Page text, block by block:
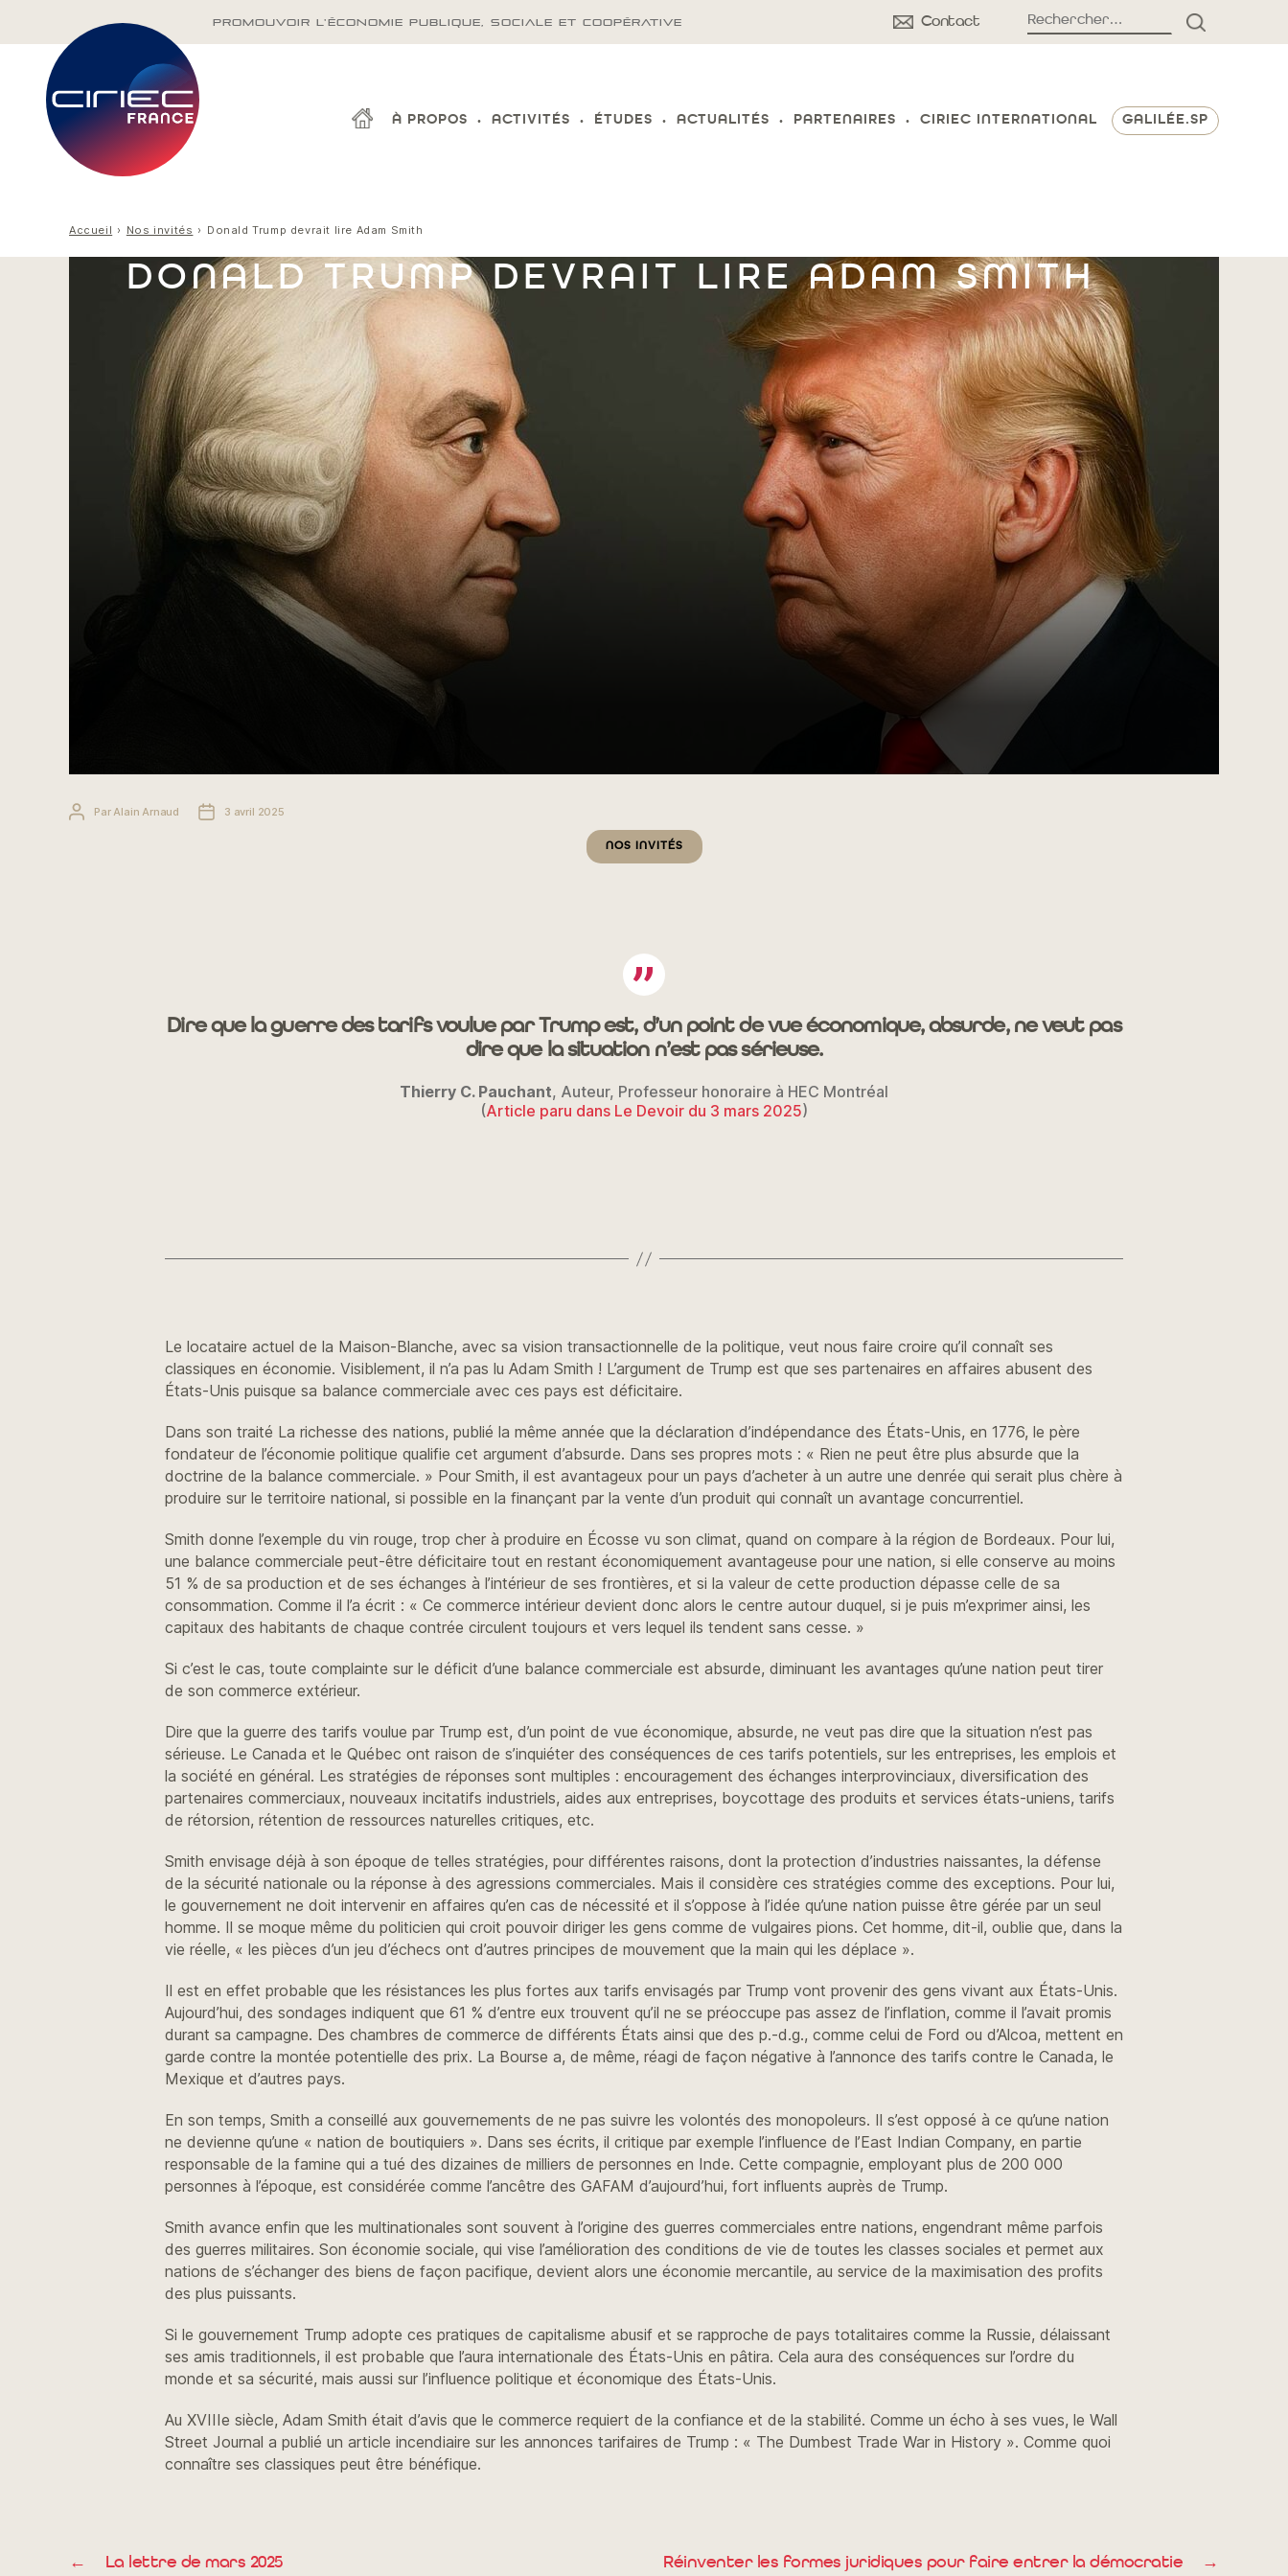
PROMOUVOIR L'ÉCONOMIE PUBLIQUE, SOCIALE ET COOPÉRATIVE Contact Rechercher :
À PROPOS ACTIVITÉS ÉTUDES ACTUALITÉS PARTENAIRES CIRIEC INTERNATIONAL GALILÉE.SP
Accueil Nos invités Donald Trump devrait lire Adam Smith
DONALD TRUMP DEVRAIT LIRE ADAM SMITH
Auteur
ParAlain Arnaud
Date3 avril 2025
Catégories
NOS INVITÉS
Dire que la guerre des tarifs voulue par Trump est, d’un point de vue économique, absurde, ne veut pas
dire que la situation n’est pas sérieuse.
Thierry C. Pauchant, Auteur, Professeur honoraire à HEC Montréal
(Article paru dans Le Devoir du 3 mars 2025)
Le locataire actuel de la Maison-Blanche, avec sa vision transactionnelle de la politique, veut nous faire croire qu’il connaît ses
classiques en économie. Visiblement, il n’a pas lu Adam Smith ! L’argument de Trump est que ses partenaires en affaires abusent des
États-Unis puisque sa balance commerciale avec ces pays est déficitaire.
Dans son traité La richesse des nations, publié la même année que la déclaration d’indépendance des États-Unis, en 1776, le père
fondateur de l’économie politique qualifie cet argument d’absurde. Dans ses propres mots : « Rien ne peut être plus absurde que la
doctrine de la balance commerciale. » Pour Smith, il est avantageux pour un pays d’acheter à un autre une denrée qui serait plus chère à
produire sur le territoire national, si possible en la finançant par la vente d’un produit qui connaît un avantage concurrentiel.
Smith donne l’exemple du vin rouge, trop cher à produire en Écosse vu son climat, quand on compare à la région de Bordeaux. Pour lui,
une balance commerciale peut-être déficitaire tout en restant économiquement avantageuse pour une nation, si elle conserve au moins
51 % de sa production et de ses échanges à l’intérieur de ses frontières, et si la valeur de cette production dépasse celle de sa
consommation. Comme il l’a écrit : « Ce commerce intérieur devient donc alors le centre autour duquel, si je puis m’exprimer ainsi, les
capitaux des habitants de chaque contrée circulent toujours et vers lequel ils tendent sans cesse. »
Si c’est le cas, toute complainte sur le déficit d’une balance commerciale est absurde, diminuant les avantages qu’une nation peut tirer
de son commerce extérieur.
Dire que la guerre des tarifs voulue par Trump est, d’un point de vue économique, absurde, ne veut pas dire que la situation n’est pas
sérieuse. Le Canada et le Québec ont raison de s’inquiéter des conséquences de ces tarifs potentiels, sur les entreprises, les emplois et
la société en général. Les stratégies de réponses sont multiples : encouragement des échanges interprovinciaux, diversification des
partenaires commerciaux, nouveaux incitatifs industriels, aides aux entreprises, boycottage des produits et services états-uniens, tarifs
de rétorsion, rétention de ressources naturelles critiques, etc.
Smith envisage déjà à son époque de telles stratégies, pour différentes raisons, dont la protection d’industries naissantes, la défense
de la sécurité nationale ou la réponse à des agressions commerciales. Mais il considère ces stratégies comme des exceptions. Pour lui,
le gouvernement ne doit intervenir en affaires qu’en cas de nécessité et il s’oppose à l’idée qu’une nation puisse être gérée par un seul
homme. Il se moque même du politicien qui croit pouvoir diriger les gens comme de vulgaires pions. Cet homme, dit-il, oublie que, dans la
vie réelle, « les pièces d’un jeu d’échecs ont d’autres principes de mouvement que la main qui les déplace ».
Il est en effet probable que les résistances les plus fortes aux tarifs envisagés par Trump vont provenir des gens vivant aux États-Unis.
Aujourd’hui, des sondages indiquent que 61 % d’entre eux trouvent qu’il ne se préoccupe pas assez de l’inflation, comme il l’avait promis
durant sa campagne. Des chambres de commerce de différents États ainsi que des p.-d.g., comme celui de Ford ou d’Alcoa, mettent en
garde contre la montée potentielle des prix. La Bourse a, de même, réagi de façon négative à l’annonce des tarifs contre le Canada, le
Mexique et d’autres pays.
En son temps, Smith a conseillé aux gouvernements de ne pas suivre les volontés des monopoleurs. Il s’est opposé à ce qu’une nation
ne devienne qu’une « nation de boutiquiers ». Dans ses écrits, il critique par exemple l’influence de l’East Indian Company, en partie
responsable de la famine qui a tué des dizaines de milliers de personnes en Inde. Cette compagnie, employant plus de 200 000
personnes à l’époque, est considérée comme l’ancêtre des GAFAM d’aujourd’hui, fort influents auprès de Trump.
Smith avance enfin que les multinationales sont souvent à l’origine des guerres commerciales entre nations, engendrant même parfois
des guerres militaires. Son économie sociale, qui vise l’amélioration des conditions de vie de toutes les classes sociales et permet aux
nations de s’échanger des biens de façon pacifique, devient alors une économie mercantile, au service de la maximisation des profits
des plus puissants.
Si le gouvernement Trump adopte ces pratiques de capitalisme abusif et se rapproche de pays totalitaires comme la Russie, délaissant
ses amis traditionnels, il est probable que l’aura internationale des États-Unis en pâtira. Cela aura des conséquences sur l’ordre du
monde et sa sécurité, mais aussi sur l’influence politique et économique des États-Unis.
Au XVIIIe siècle, Adam Smith était d’avis que le commerce requiert de la confiance et de la stabilité. Comme un écho à ses vues, le Wall
Street Journal a publié un article incendiaire sur les annonces tarifaires de Trump : « The Dumbest Trade War in History ». Comme quoi
connaître ses classiques peut être bénéfique.
← La lettre de mars 2025 →
Réinventer les formes juridiques pour faire entrer la démocratie